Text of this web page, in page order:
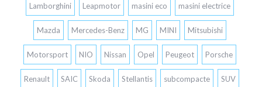
Lamborghini Leapmotor masini eco masini electrice
Mazda Mercedes-Benz MG MINI Mitsubishi
Motorsport NIO Nissan Opel Peugeot Porsche
Renault SAIC Skoda Stellantis subcompacte SUV